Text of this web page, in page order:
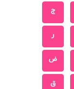
ج
ر
ض
ق